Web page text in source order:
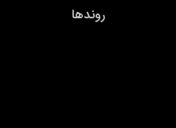
روندها